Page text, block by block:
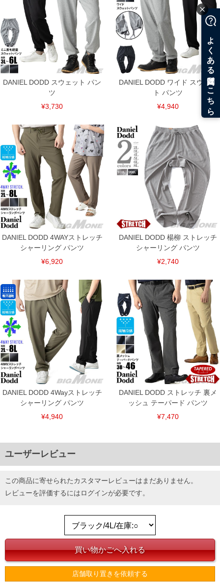
DANIEL DODD スウェット パン
ツ
¥3,730
DANIEL DODD ワイド スウェッ
ト パンツ
¥4,940
DANIEL DODD 4WAYストレッチ
シャーリング パンツ
¥6,920
DANIEL DODD 楊柳 ストレッチ
シャーリング パンツ
¥2,740
DANIEL DODD 4Wayストレッチ
シャーリング パンツ
¥4,940
DANIEL DODD ストレッチ 裏メ
ッシュ テーパード パンツ
¥7,470
ユーザーレビュー
この商品に寄せられたカスタマーレビューはまだありません。
レビューを評価するにはログインが必要です。
店舗取り置きを依頼する